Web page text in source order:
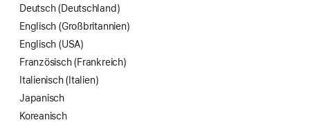
Deutsch (Deutschland)
Englisch (Großbritannien)
Englisch (USA)
Französisch (Frankreich)
Italienisch (Italien)
Japanisch
Koreanisch